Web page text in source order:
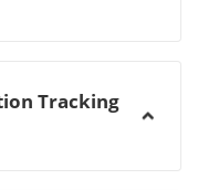
Tracking